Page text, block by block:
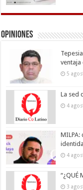
Opiniones
ventaja
5
La sed
4
MILPA:
4
“¿QUÉ
3